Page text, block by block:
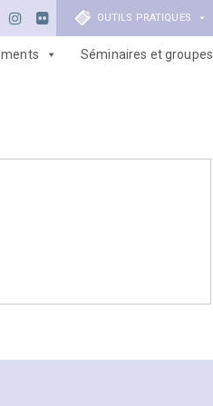
OUTILS PRATIQUES
Séminaires et groupes